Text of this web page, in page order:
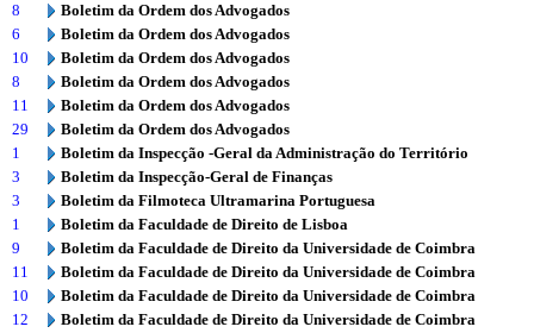
8
Boletim da Ordem dos Advogados
6
Boletim da Ordem dos Advogados
10
Boletim da Ordem dos Advogados
8
Boletim da Ordem dos Advogados
11
Boletim da Ordem dos Advogados
29
Boletim da Ordem dos Advogados
1
Boletim da Inspecção -Geral da Administração do Território
3
Boletim da Inspecção-Geral de Finanças
3
Boletim da Filmoteca Ultramarina Portuguesa
1
Boletim da Faculdade de Direito de Lisboa
9
Boletim da Faculdade de Direito da Universidade de Coimbra
11
Boletim da Faculdade de Direito da Universidade de Coimbra
10
Boletim da Faculdade de Direito da Universidade de Coimbra
12
Boletim da Faculdade de Direito da Universidade de Coimbra